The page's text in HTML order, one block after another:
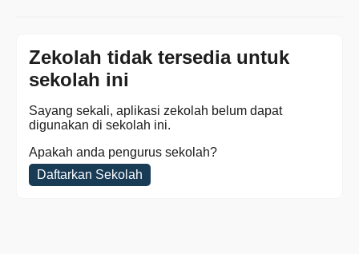
Zekolah tidak tersedia untuk
sekolah ini
Sayang sekali, aplikasi zekolah belum dapat
digunakan di sekolah ini.
Apakah anda pengurus sekolah?
Daftarkan Sekolah